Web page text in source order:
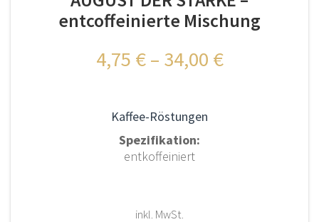
auf
der
gewählt
entcoffeinierte Mischung
4,75 €– 34,00 €
Kaffee-Röstungen
Spezifikation:
entkoffeiniert
inkl. MwSt.